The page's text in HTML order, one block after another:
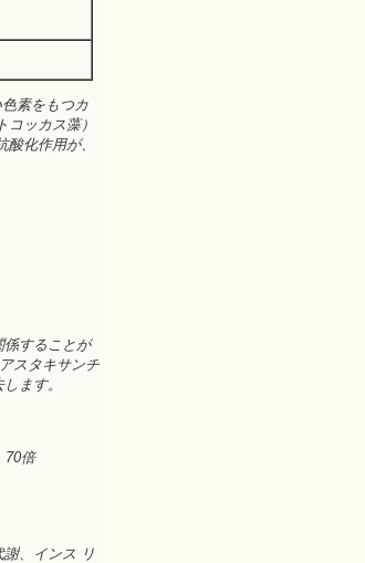
素をもつカ
ッカス藻）
化作用が、
係することが
スタキサンチ
ます。
倍
、インス リ